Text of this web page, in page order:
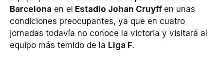
Barcelona en el Estadio Johan Cruyff en unas
condiciones preocupantes, ya que en cuatro
jornadas todavía no conoce la victoria y visitará al
equipo más temido de la Liga F.